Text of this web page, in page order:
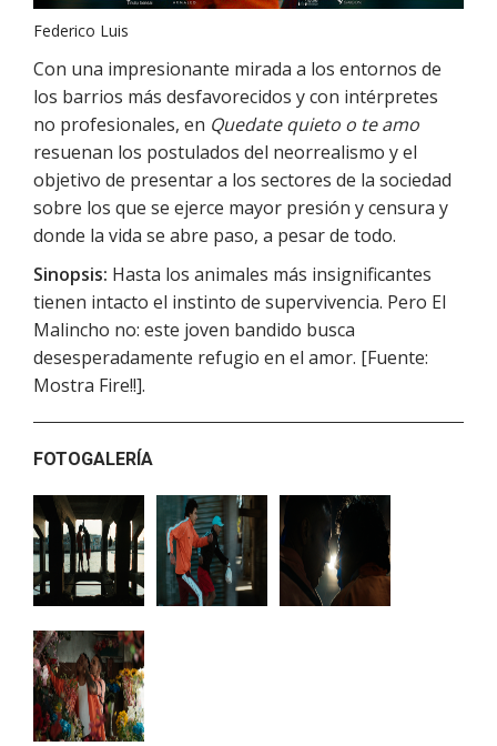
Federico Luis
Con una impresionante mirada a los entornos de
los barrios más desfavorecidos y con intérpretes
no profesionales, en Quedate quieto o te amo
resuenan los postulados del neorrealismo y el
objetivo de presentar a los sectores de la sociedad
sobre los que se ejerce mayor presión y censura y
donde la vida se abre paso, a pesar de todo.
Sinopsis: Hasta los animales más insignificantes
tienen intacto el instinto de supervivencia. Pero El
Malincho no: este joven bandido busca
desesperadamente refugio en el amor. [Fuente:
Mostra Fire!!].
FOTOGALERÍA